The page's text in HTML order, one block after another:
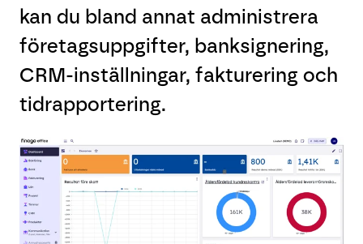
kan du bland annat administrera
företagsuppgifter, banksignering,
CRM-inställningar, fakturering och
tidrapportering.